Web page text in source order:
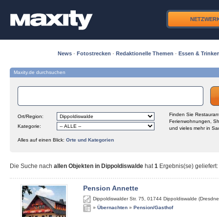
News · Fotostrecken · Redaktionelle Themen · Essen &
Maxity.de durchsuchen
Ort/Region:
Kategorie:
Finden Sie
Ferienwohnungen,
und vieles mehr in
Alles auf einen Blick: Orte und Kategorien
Die Suche nach allen Objekten in Dippoldiswalde hat1 Ergebnis(se) geliefert:
Pension Annette
Dippoldiswalder Str. 75 01744 Dippoldiswalde
» Übernachten » Pension/Gasthof